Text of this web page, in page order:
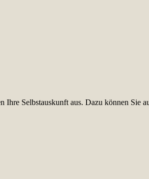
Selbstauskunft aus. Dazu können Sie